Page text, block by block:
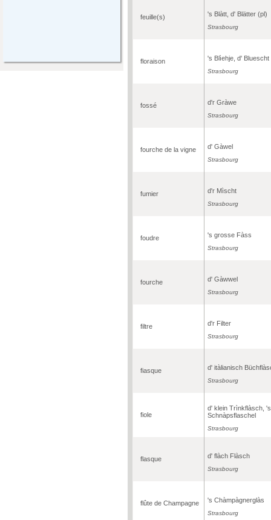
feuille(s) 's Blàtt, d' Blätter (pl)
Strasbourg
floraison 's Blìehje, d' Bluescht
Strasbourg
fossé d'r Gràwe
Strasbourg
fourche de la vigne d' Gàwel
Strasbourg
fumier d'r Mìscht
Strasbourg
foudre 's grosse Fàss
Strasbourg
fourche d' Gàwwel
Strasbourg
filtre d'r Filter
Strasbourg
fiasque d' itàlianisch
Strasbourg
fiole
d' klein Trìnkflàsch, 's
Schnàpsflaschel
Strasbourg
flasque d' flàch Flàsch
Strasbourg
flûte de Champagne 's Chàmpàgnerglàs
Strasbourg